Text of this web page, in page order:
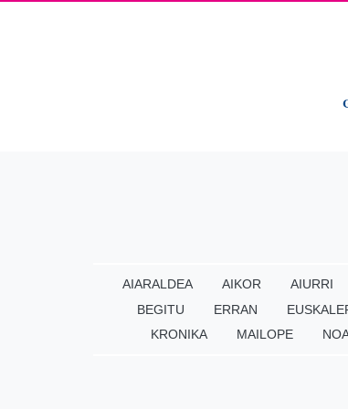
AIARALDEA AIKOR AIURRI
BEGITU
ERRAN
KRONIKA
MAILOPE